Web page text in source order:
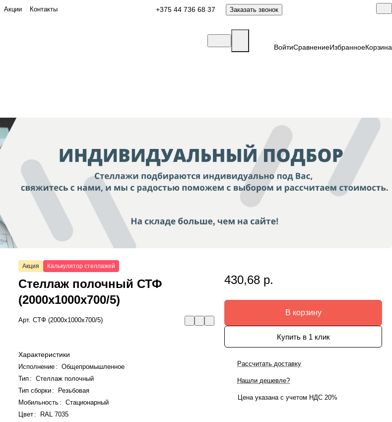
Акции Контакты +375 44 736 68 37 Заказать звонок
ВойтиСравнениеИзбранноеКорзина
Акция Калькулятор стеллажей
Стеллаж полочный СТФ
(2000x1000x700/5)
Арт.СТФ (2000x1000x700/5)
Характеристики
Исполнение :
Общепромышленное
Тип :
Стеллаж полочный
Тип сборки:
Резьбовая
Мобильность :
Стационарный
Цвет :
RAL 7035
430,68 р.
В корзину
Купить в 1 клик
Рассчитать доставку
Нашли дешевле?
Цена указана с учетом НДС 20%